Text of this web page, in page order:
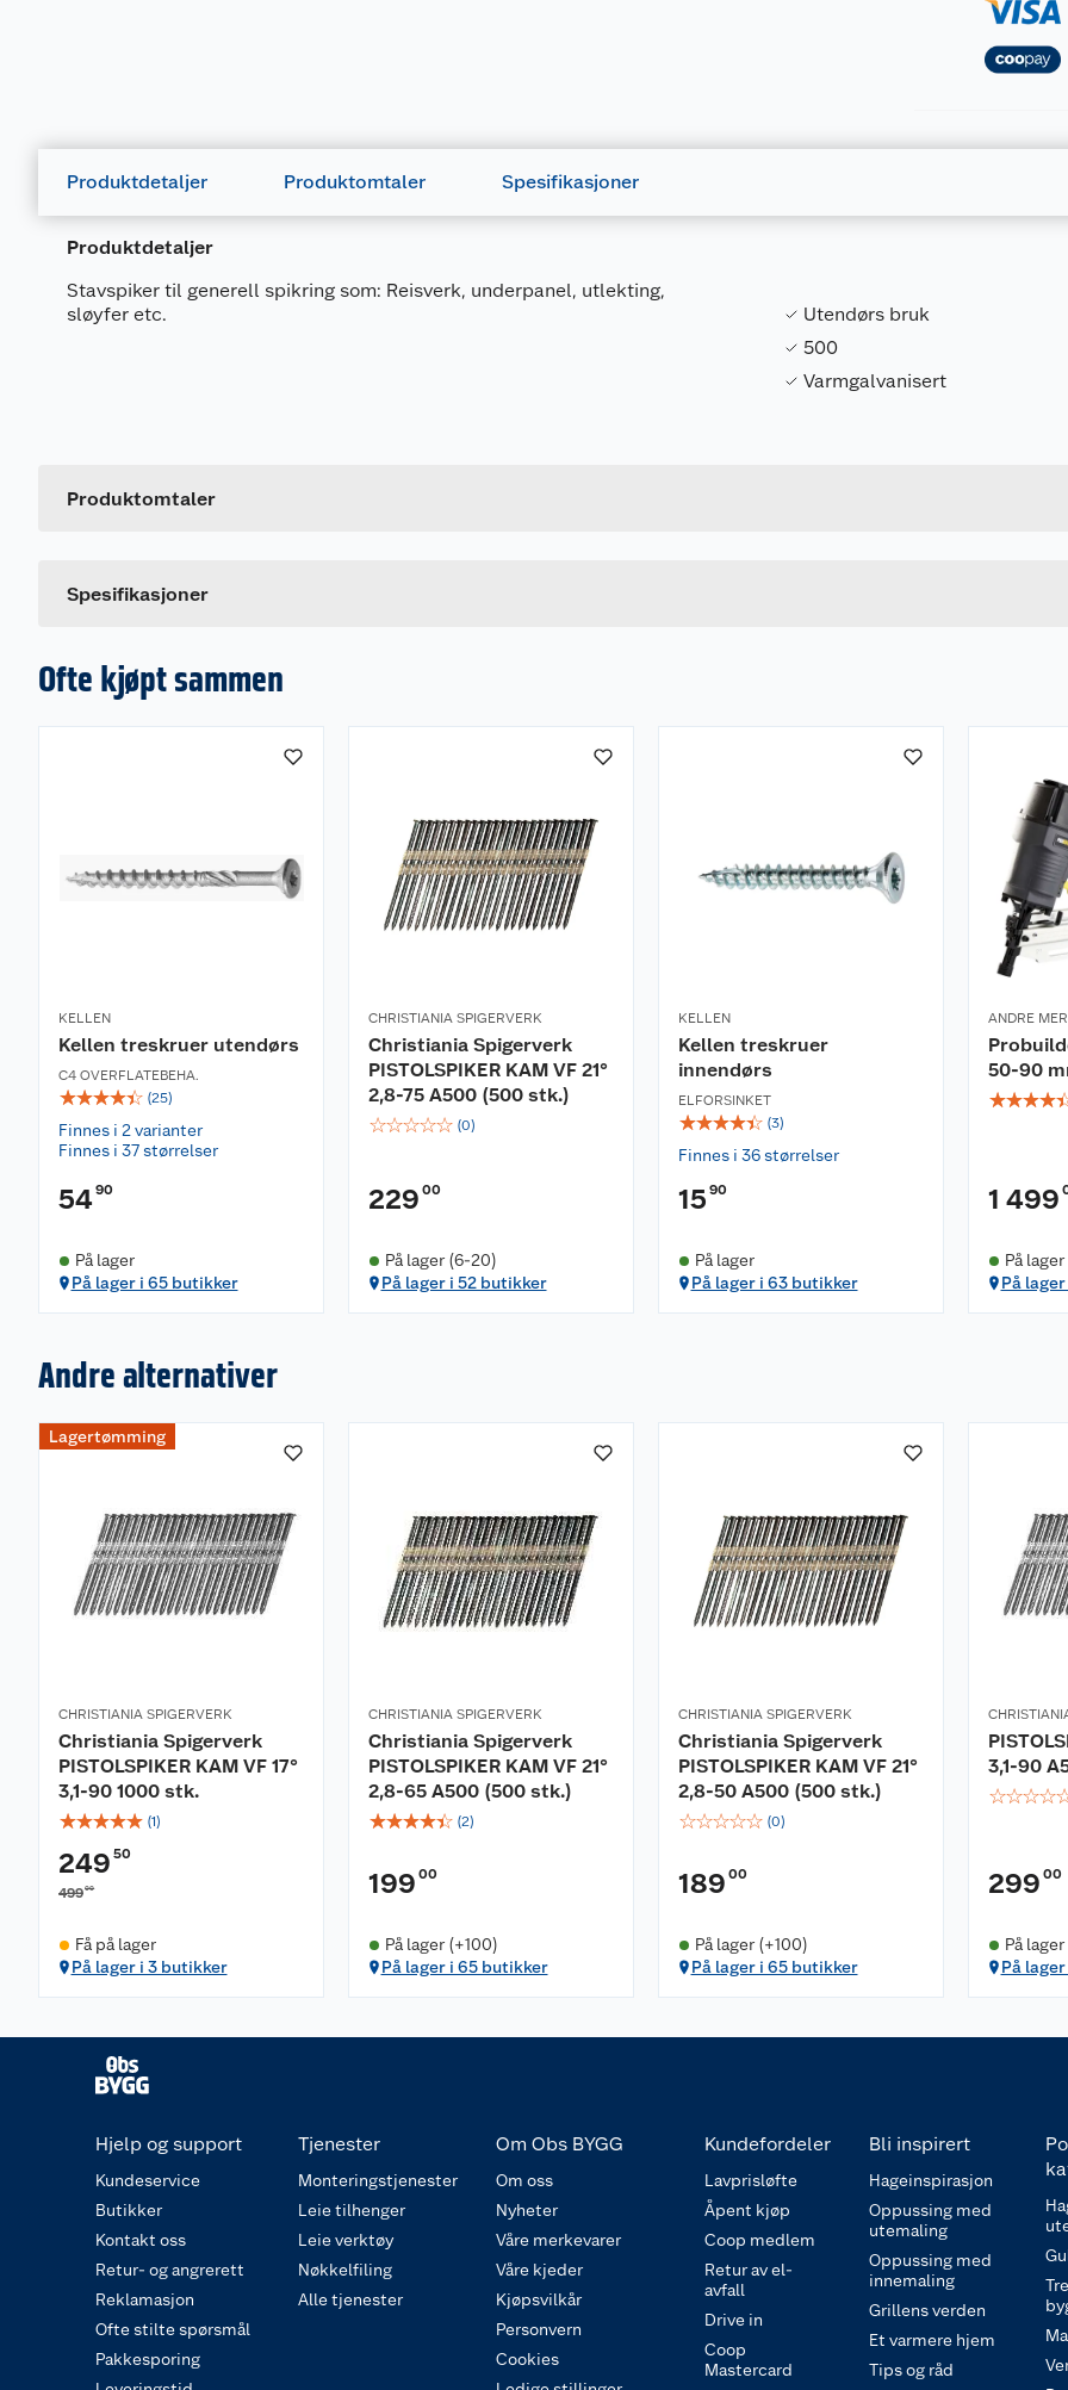
Produktdetaljer Produktomtaler Spesifikasjoner
Produktdetaljer
Stavspiker til generell spikring som: Reisverk, underpanel, utlekting,
sløyfer etc.
Utendørs bruk
500
Varmgalvanisert
Produktomtaler
Spesifikasjoner
Leverandørens artikkelnummer
Ofte kjøpt sammen
KELLEN
Kellen treskruer utendørs
C4 OVERFLATEBEHA.
☆☆☆☆☆ (25)
Finnes i 2 varianter
Finnes i 37 størrelser
5490
På lager
På lager i 65 butikker
CHRISTIANIA SPIGERVERK
Christiania Spigerverk
PISTOLSPIKER KAM VF 21°
2,8-75 A500 (500 stk.)
☆☆☆☆☆ (0)
229 00
På lager (6-20)
På lager i 52 butikker
KELLEN
Kellen treskruer
innendørs
ELFORSINKET
☆☆☆☆☆ (3)
Finnes i 36 størrelser
15 90
På lager
På lager i 63 butikker
ANDRE
50-90
☆☆☆☆
1 499
På
På
Andre alternativer
Lagertømming
CHRISTIANIA SPIGERVERK
Christiania Spigerverk
PISTOLSPIKER KAM VF 17°
3,1-90 1000 stk.
☆☆☆☆☆ (1)
249 50
49900
Få på lager
På lager i 3 butikker
CHRISTIANIA SPIGERVERK
Christiania Spigerverk
PISTOLSPIKER KAM VF 21°
2,8-65 A500 (500 stk.)
☆☆☆☆☆ (2)
199 00
På lager (+100)
På lager i 65 butikker
CHRISTIANIA SPIGERVERK
Christiania Spigerverk
PISTOLSPIKER KAM VF 21°
2,8-50 A500 (500 stk.)
☆☆☆☆☆ (0)
189 00
På lager (+100)
På lager i 65 butikker
3,1-90
☆☆☆☆
299 00
På
På
Hjelp og support
Kundeservice
Butikker
Kontakt oss
Retur- og angrerett
Reklamasjon
Ofte stilte spørsmål
Pakkesporing
Tjenester
Monteringstjenester
Leie tilhenger
Leie verktøy
Nøkkelfiling
Alle tjenester
Om Obs BYGG
Om oss
Nyheter
Våre merkevarer
Våre kjeder
Kjøpsvilkår
Personvern
Cookies
Kundefordeler
Lavprisløfte
Åpent kjøp
Coop medlem
Retur av el-
avfall
Drive in
Coop
Mastercard
Bli inspirert
Hageinspirasjon
Oppussing med
utemaling
Oppussing med
innemaling
Grillens verden
Et varmere hjem
Tips og råd